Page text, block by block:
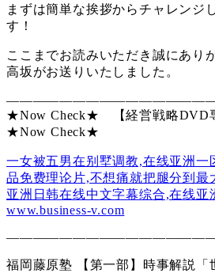
まずは簡単な挨拶からチャレンジ
す！
ここまでお読みいただき誠にあり
高坂がお送りいたしました。
★Now Check★ 【経営戦略DVD
★Now Check★
一女被五男在别墅调教,在线亚洲一
品免费理论片,不想痛就把腿分到最
亚洲日韩在线中文字幕综合,在线
www.business-v.com
福岡藤原塾 【第一部】時事解説「